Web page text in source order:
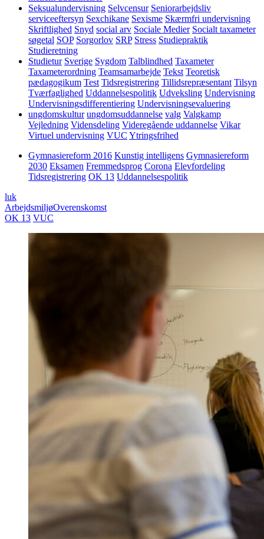
Seksualundervisning Selvcensur Seniorarbejdsliv
serviceeftersyn Sexchikane Sexisme Skærmfri undervisning
Skriftlighed Snyd social arv Sociale Medier Socialt taxameter
søgetal SOP Sorgorlov SRP Stress Studiepraktik
Studieretning
Studietur Sverige Sygdom Talblindhed Taxameter
Taxameterordning Teamsamarbejde Tekst Teoretisk
pædagogikum Test Tidsregistrering Tillidsrepræsentant Tilsyn
Tværfaglighed Uddannelsespolitik Udveksling Undervisning
Undervisningsdifferentiering Undervisningsevaluering
ungdomskultur ungdomsuddannelse valg Valgkamp
Vejledning Vidensdeling Videregående uddannelse Vikar
Virtuel undervisning VUC Ytringsfrihed
Gymnasiereform 2016 Kunstig intelligens Gymnasiereform
2030 Eksamen Fremmedsprog Corona Elevfordeling
Tidsregistrering OK 13 Uddannelsespolitik
luk
ArbejdsmiljøOverenskomst
OK 13 VUC